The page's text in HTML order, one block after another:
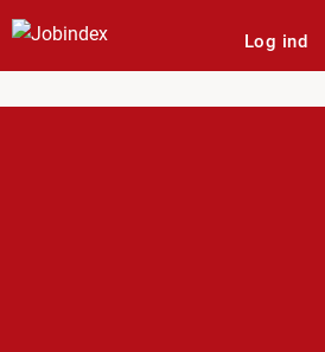
Log ind